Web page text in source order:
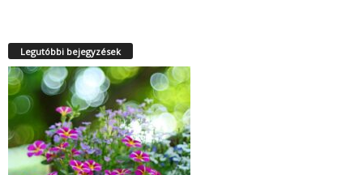
Legutóbbi bejegyzések